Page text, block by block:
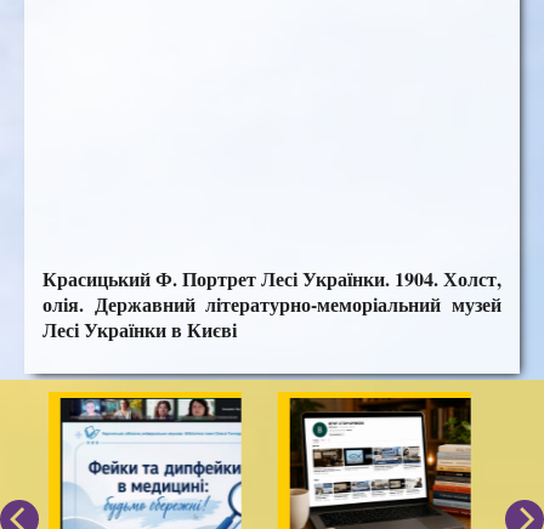
Красицький Ф. Портрет Лесі Українки. 1904. Холст,
олія. Державний літературно-меморіальний музей
Лесі Українки в Києві